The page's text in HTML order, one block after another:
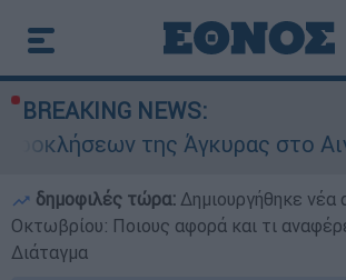
BREAKING NEWS:
Άγκυρας στο Αιγαίο: Εικονική
δημοφιλές τώρα: Δημιουργήθηκε νέα
Οκτωβρίου: Ποιους αφορά και τι
Διάταγμα